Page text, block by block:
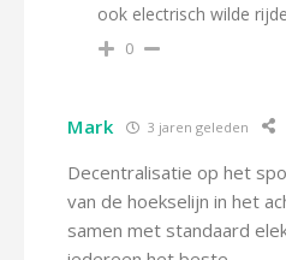
ook electrisch wilde
0
Mark 3 jaren geleden
Decentralisatie op het
van de hoekselijn in het
samen met standaard